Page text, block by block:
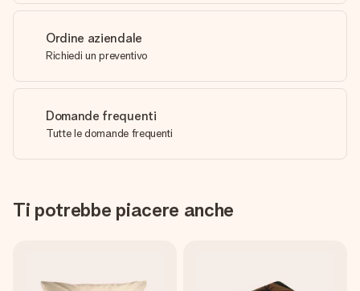
Ordine aziendale
Richiedi un preventivo
Domande frequenti
Tutte le domande frequenti
Ti potrebbe piacere anche